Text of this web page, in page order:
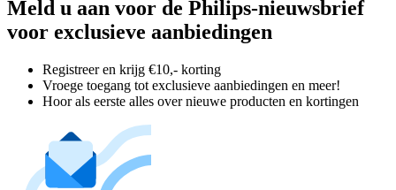
Meld u aan voor de Philips-nieuwsbrief
voor exclusieve aanbiedingen
Registreer en krijg €10,- korting
Vroege toegang tot exclusieve aanbiedingen en meer!
Hoor als eerste alles over nieuwe producten en kortingen